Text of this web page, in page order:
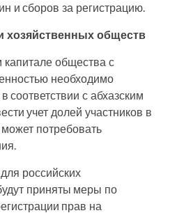
и сборов за регистрацию.
хозяйственных обществ
капитале общества с
необходимо
соответствии с абхазским
учет долей участников в
потребовать
российских
приняты меры по
прав на